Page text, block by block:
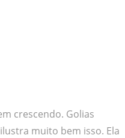
crescendo. Golias
muito bem isso. Ela